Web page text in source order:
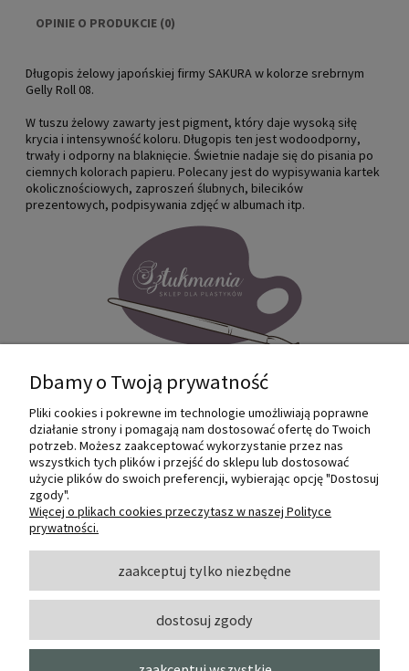
CENA NIE ZAWIERA EWENTUALNYCH KOSZTÓW
OPINIE O PRODUKCIE (0)
Długopis żelowy japońskiej firmy SAKURA w kolorze srebrnym
Gelly Roll 08.
W tuszu żelowy zawarty jest pigment, który daje wysoką siłę
krycia i intensywność koloru. Długopis ten jest wodoodporny,
trwały i odporny na blaknięcie. Świetnie nadaje się do pisania po
ciemnych kolorach papieru. Polecany jest do wypisywania kartek
okolicznościowych, zaproszeń ślubnych, bilecików
prezentowych, podpisywania zdjęć w albumach itp.
Internetowy sklep dla plastyków
SZTUKMANIA. Profesjonalne artykuły dla
małych i dużych artystów.
O NAS
INFORMACJE I POMOC
Dbamy o Twoją prywatność
Pliki cookies i pokrewne im technologie umożliwiają poprawne
działanie strony i pomagają nam dostosować ofertę do Twoich
potrzeb. Możesz zaakceptować wykorzystanie przez nas
wszystkich tych plików i przejść do sklepu lub dostosować
użycie plików do swoich preferencji, wybierając opcję "Dostosuj
zgody".
Więcej o plikach cookies przeczytasz w naszej Polityce
prywatności.
zaakceptuj tylko niezbędne
dostosuj zgody